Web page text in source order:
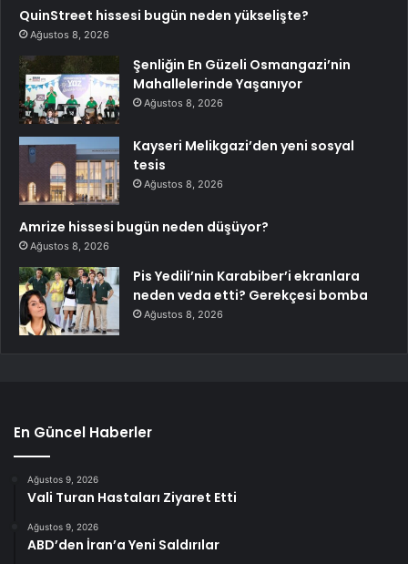
QuinStreet hissesi bugün neden yükselişte?
Ağustos 8, 2026
Şenliğin En Güzeli Osmangazi’nin
Mahallelerinde Yaşanıyor
Ağustos 8, 2026
Kayseri Melikgazi’den yeni sosyal
tesis
Ağustos 8, 2026
Amrize hissesi bugün neden düşüyor?
Ağustos 8, 2026
Pis Yedili’nin Karabiber’i ekranlara
neden veda etti? Gerekçesi bomba
Ağustos 8, 2026
En Güncel Haberler
Ağustos 9, 2026
Vali Turan Hastaları Ziyaret Etti
Ağustos 9, 2026
ABD’den İran’a Yeni Saldırılar